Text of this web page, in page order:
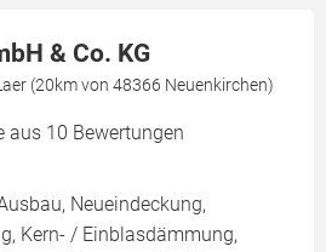
& Co. KG
(20km von 48366 Neuenkirchen)
aus 10 Bewertungen
Neueindeckung,
Kern- / Einblasdämmung,